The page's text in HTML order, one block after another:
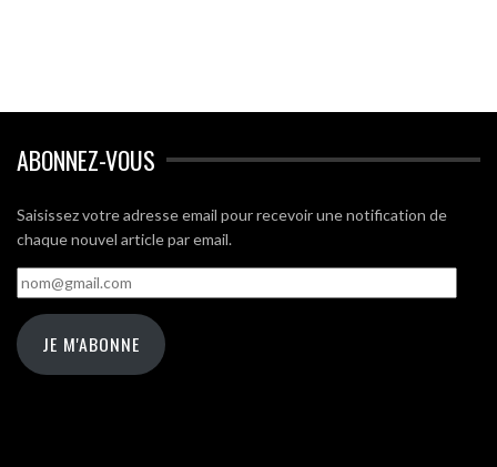
ABONNEZ-VOUS
Saisissez votre adresse email pour recevoir une notification de
chaque nouvel article par email.
nom@gmail.com
JE M'ABONNE